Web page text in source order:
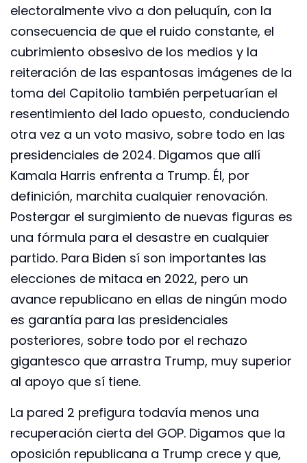
electoralmente vivo a don peluquín, con la
consecuencia de que el ruido constante, el
cubrimiento obsesivo de los medios y la
reiteración de las espantosas imágenes de la
toma del Capitolio también perpetuarían el
resentimiento del lado opuesto, conduciendo
otra vez a un voto masivo, sobre todo en las
presidenciales de 2024. Digamos que allí
Kamala Harris enfrenta a Trump. Él, por
definición, marchita cualquier renovación.
Postergar el surgimiento de nuevas figuras es
una fórmula para el desastre en cualquier
partido. Para Biden sí son importantes las
elecciones de mitaca en 2022, pero un
avance republicano en ellas de ningún modo
es garantía para las presidenciales
posteriores, sobre todo por el rechazo
gigantesco que arrastra Trump, muy superior
al apoyo que sí tiene.
La pared 2 prefigura todavía menos una
recuperación cierta del GOP. Digamos que la
oposición republicana a Trump crece y que,